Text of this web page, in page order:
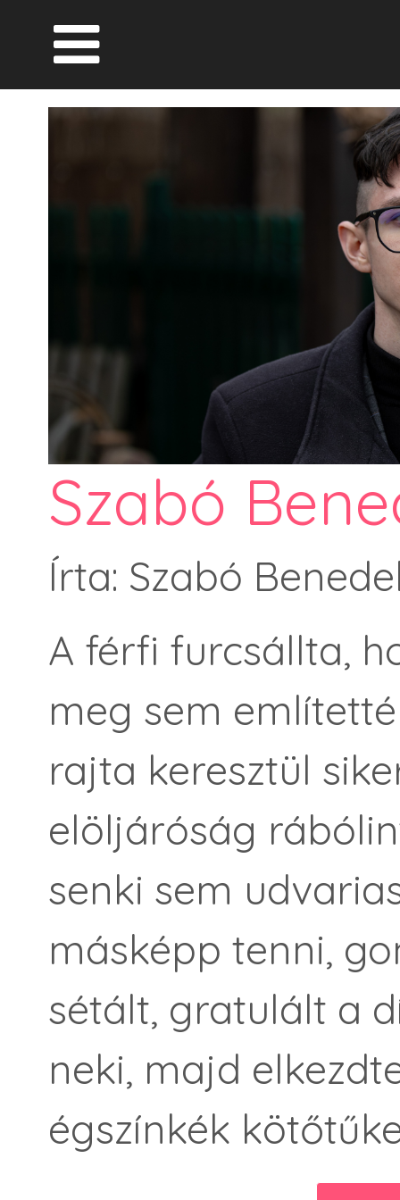
Szabó
Írta: Szabó
A férfi furcsállta,
meg sem
rajta keresztül
elöljáróság
senki sem
másképp tenni,
sétált, gratulált a
neki, majd
égszínkék